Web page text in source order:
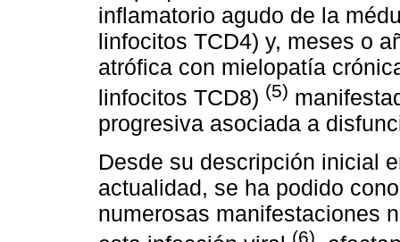
inflamatorio agudo de la
linfocitos TCD4) y, meses o
atrófica con mielopatía
linfocitos TCD8) (5)
progresiva asociada a
Desde su descripción inicial
actualidad, se ha podido
numerosas manifestaciones
(6)